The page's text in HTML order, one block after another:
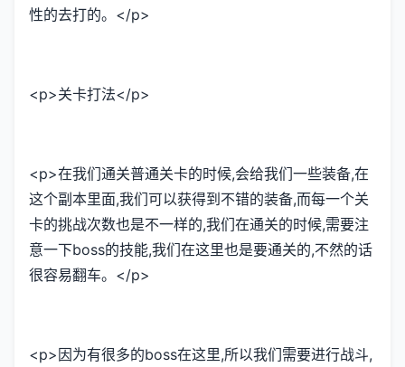
性的去打的。</p>
<p>关卡打法</p>
<p>在我们通关普通关卡的时候,会给我们一些装备,在
这个副本里面,我们可以获得到不错的装备,而每一个关
卡的挑战次数也是不一样的,我们在通关的时候,需要注
意一下boss的技能,我们在这里也是要通关的,不然的话
很容易翻车。</p>
<p>因为有很多的boss在这里,所以我们需要进行战斗,